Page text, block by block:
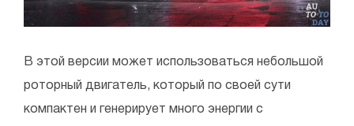
В этой версии может использоваться небольшой
роторный двигатель, который по своей сути
компактен и генерирует много энергии с